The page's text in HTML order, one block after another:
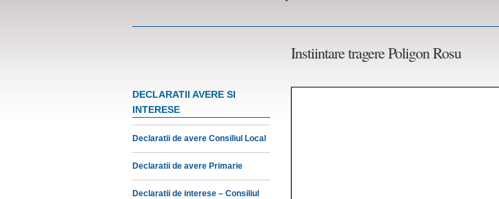
Instiintare tragere Poligon Rosu
DECLARATII AVERE SI
INTERESE
Declaratii de avere Consiliul Local
Declaratii de avere Primarie
Declaratii de interese – Consiliul